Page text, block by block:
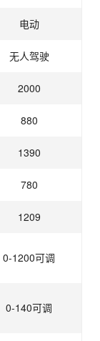
电动
无人驾驶
2000
880
1390
780
1209
0-1200可调
0-140可调